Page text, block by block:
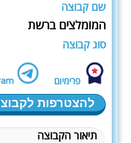
שם קבוצה
המומלצים ברשת
סוג קבוצה
פרימיום
להצטרפות
תיאור הקבוצה